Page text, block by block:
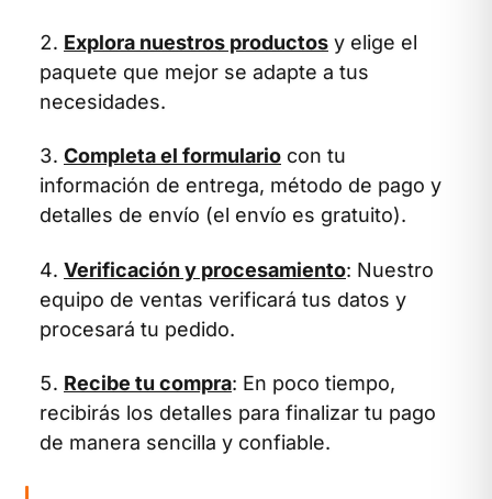
Explora nuestros productos y elige el
paquete que mejor se adapte a tus
necesidades.
Completa el formulario con tu
información de entrega, método de pago y
detalles de envío (el envío es gratuito).
Verificación y procesamiento: Nuestro
equipo de ventas verificará tus datos y
procesará tu pedido.
Recibe tu compra: En poco tiempo,
recibirás los detalles para finalizar tu pago
de manera sencilla y confiable.